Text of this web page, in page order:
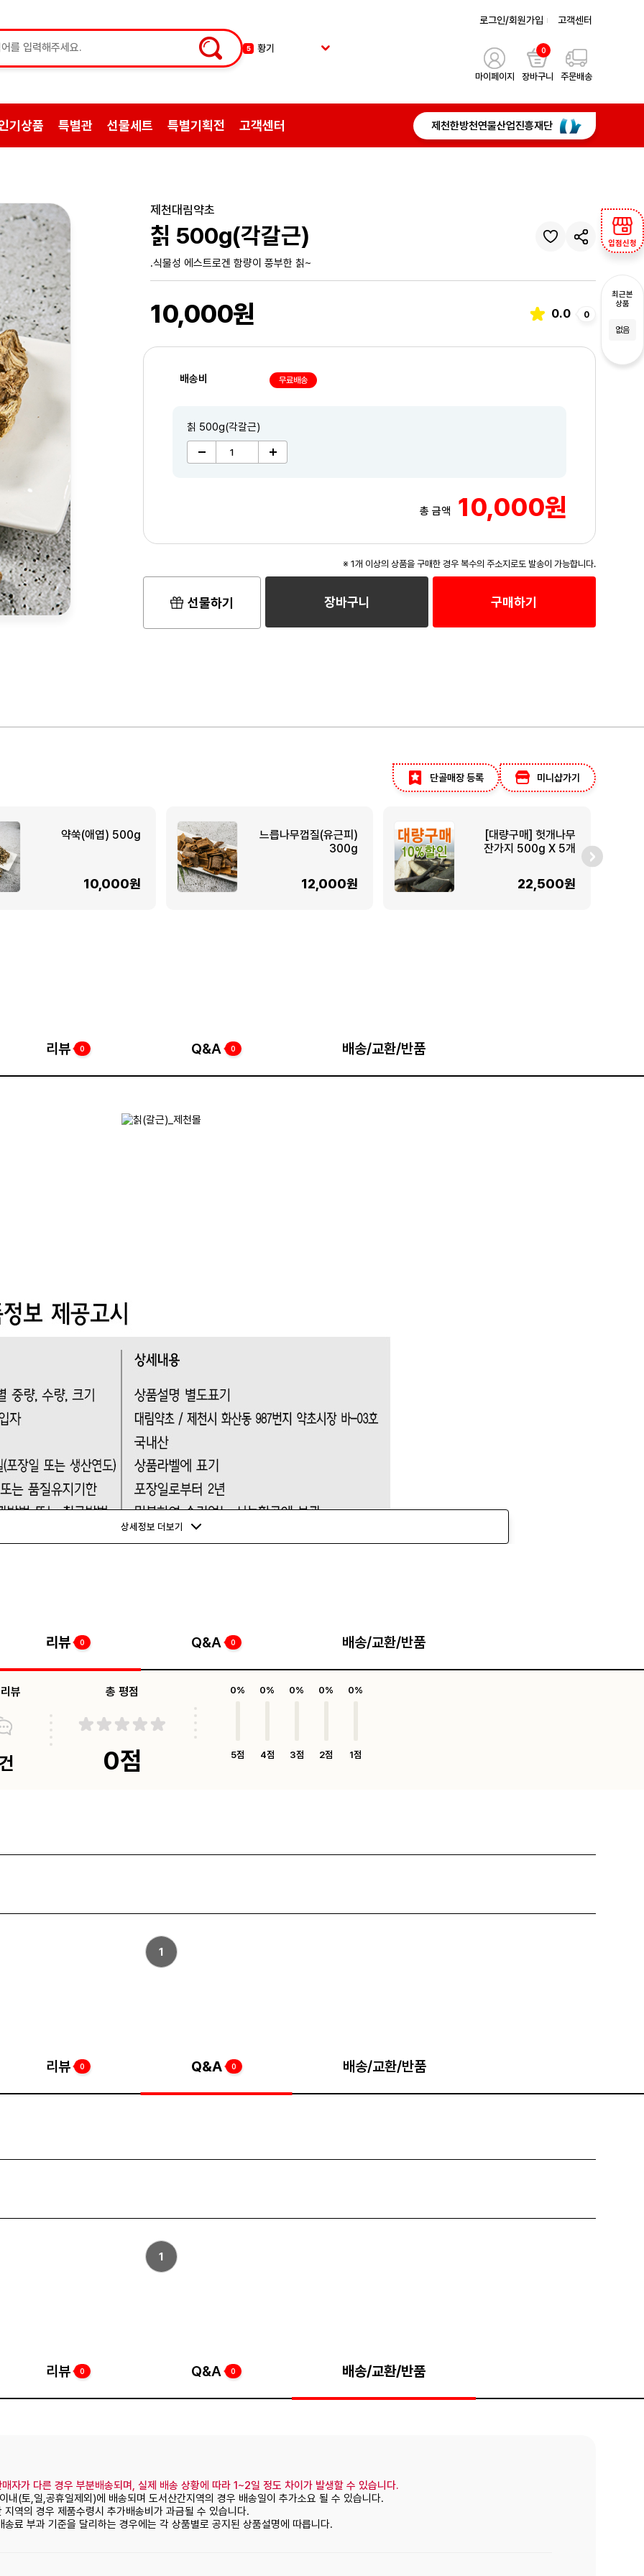
5 황기
한방엑스포
4 백숙
로그인/회원가입 고객센터
마이페이지
0
장바구니 주문배송
기상품 특별관 선물세트 특별기획전 고객센터 제천한방천연물산업진흥재단
입점신청
최근본
상품
없음
제천대림약초
칡 500g(각갈근)
.식물성 에스트로겐 함량이 풍부한 칡~
10,000원 0.0 0
배송비 무료배송
칡 500g(각갈근)
총 금액 10,000원
※ 1개 이상의 상품을 구매한 경우 복수의 주소지로도 발송이 가능합니다.
선물하기 장바구니 구매하기
단골매장 등록 미니샵가기
약쑥(애엽) 500g
10,000원
느릅나무껍질(유근피)
300g
12,000원
[대량구매] 헛개나무
잔가지 500g X 5개
22,500원
리뷰 0 Q&A 0 배송/교환/반품
상세정보 더보기
리뷰 0 Q&A 0 배송/교환/반품
뷰 총 평점
0점
0%
5점
0%
4점
0%
3점
0%
2점
0%
1점
1
리뷰 0 Q&A 0 배송/교환/반품
1
리뷰 0 Q&A 0 배송/교환/반품
자가 다른 경우 부분배송되며, 실제 배송 상황에 따라 1~2일 정도 차이가 발생할 수 있습니다.
내(토,일,공휴일제외)에 배송되며 도서산간지역의 경우 배송일이 추가소요 될 수 있습니다.
역의 경우 제품수령시 추가배송비가 과금될 수 있습니다.
료 부과 기준을 달리하는 경우에는 각 상품별로 공지된 상품설명에 따릅니다.